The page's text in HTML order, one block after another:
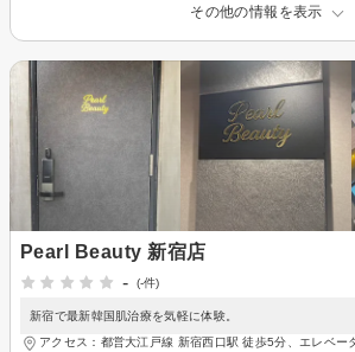
その他の情報を表示
Pearl Beauty 新宿店
-
(-件)
新宿で最新韓国肌治療を気軽に体験。
アクセス：都営大江戸線 新宿西口駅 徒歩5分、エレベー